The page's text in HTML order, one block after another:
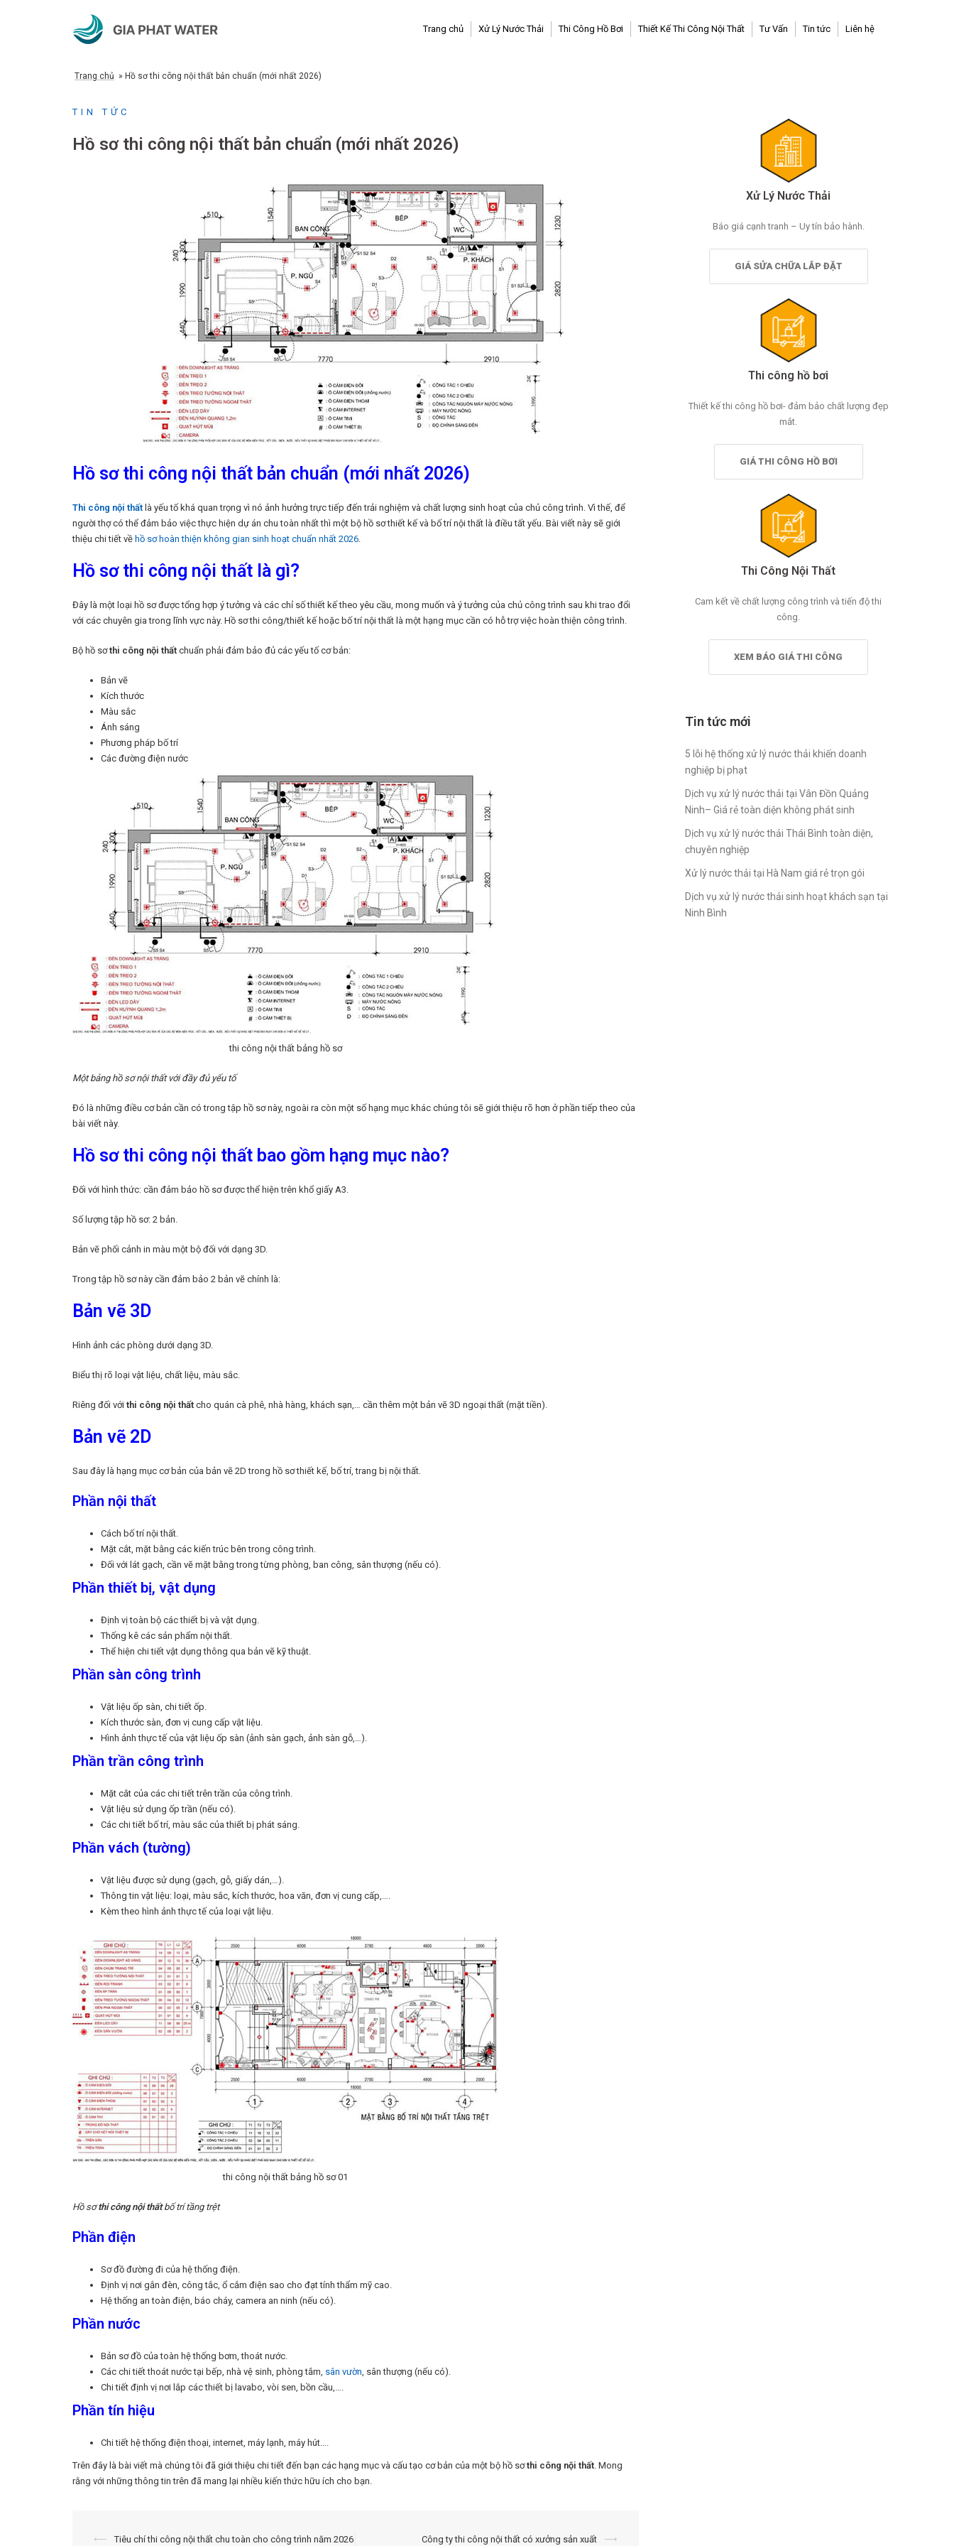
Trang chủ Xử Lý Nước Thải Thi Công Hồ Bơi Thiết Kế Thi Công Nội Thất Tư Vấn Tin tức Liên hệ
Trang chủ » Hồ sơ thi công nội thất bản chuẩn (mới nhất 2026)
TIN TỨC
Hồ sơ thi công nội thất bản chuẩn (mới nhất 2026)
Hồ sơ thi công nội thất bản chuẩn (mới nhất 2026)
Thi công nội thất là yếu tố khá quan trọng vì nó ảnh hưởng trực tiếp đến trải nghiệm và chất lượng sinh hoạt của chủ công trình. Vì thế, để
người thợ có thể đảm bảo việc thực hiện dự án chu toàn nhất thì một bộ hồ sơ thiết kế và bố trí nội thất là điều tất yếu. Bài viết này sẽ giới
thiệu chi tiết về hồ sơ hoàn thiện không gian sinh hoạt chuẩn nhất 2026.
Hồ sơ thi công nội thất là gì?
Đây là một loại hồ sơ được tổng hợp ý tưởng và các chỉ số thiết kế theo yêu cầu, mong muốn và ý tưởng của chủ công trình sau khi trao đổi
với các chuyên gia trong lĩnh vực này. Hồ sơ thi công/thiết kế hoặc bố trí nội thất là một hạng mục cần có hỗ trợ việc hoàn thiện công trình.
Bộ hồ sơthi công nội thất chuẩn phải đảm bảo đủ các yếu tố cơ bản:
Bản vẽ
Kích thước
Màu sắc
Ánh sáng
Phương pháp bố trí
Các đường điện nước
thi công nội thất bảng hồ sơ
Một bảng hồ sơ nội thất với đầy đủ yếu tố
Đó là những điều cơ bản cần có trong tập hồ sơ này, ngoài ra còn một số hạng mục khác chúng tôi sẽ giới thiệu rõ hơn ở phần tiếp theo của
bài viết này.
Hồ sơ thi công nội thất bao gồm hạng mục nào?
Đối với hình thức: cần đảm bảo hồ sơ được thể hiện trên khổ giấy A3.
Số lượng tập hồ sơ: 2 bản.
Bản vẽ phối cảnh in màu một bộ đối với dạng 3D.
Trong tập hồ sơ này cần đảm bảo 2 bản vẽ chính là:
Bản vẽ 3D
Hình ảnh các phòng dưới dạng 3D.
Biểu thị rõ loại vật liệu, chất liệu, màu sắc.
Riêng đối với thi công nội thất cho quán cà phê, nhà hàng, khách sạn,… cần thêm một bản vẽ 3D ngoại thất (mặt tiền).
Bản vẽ 2D
Sau đây là hạng mục cơ bản của bản vẽ 2D trong hồ sơ thiết kế, bố trí, trang bị nội thất.
Phần nội thất
Cách bố trí nội thất.
Mặt cắt, mặt bằng các kiến trúc bên trong công trình.
Đối với lát gạch, cần vẽ mặt bằng trong từng phòng, ban công, sân thượng (nếu có).
Phần thiết bị, vật dụng
Định vị toàn bộ các thiết bị và vật dụng.
Thống kê các sản phẩm nội thất.
Thể hiện chi tiết vật dụng thông qua bản vẽ kỹ thuật.
Phần sàn công trình
Vật liệu ốp sàn, chi tiết ốp.
Kích thước sàn, đơn vị cung cấp vật liệu.
Hình ảnh thực tế của vật liệu ốp sàn (ảnh sàn gạch, ảnh sàn gỗ,…).
Phần trần công trình
Mặt cắt của các chi tiết trên trần của công trình.
Vật liệu sử dụng ốp trần (nếu có).
Các chi tiết bố trí, màu sắc của thiết bị phát sáng.
Phần vách (tường)
Vật liệu được sử dụng (gạch, gỗ, giấy dán,…).
Thông tin vật liệu: loại, màu sắc, kích thước, hoa văn, đơn vị cung cấp,….
Kèm theo hình ảnh thực tế của loại vật liệu.
thi công nội thất bảng hồ sơ 01
Hồ sơthi công nội thấtbố trí tầng trệt
Phần điện
Sơ đồ đường đi của hệ thống điện.
Định vị nơi gắn đèn, công tắc, ổ cắm điện sao cho đạt tính thẩm mỹ cao.
Hệ thống an toàn điện, báo cháy, camera an ninh (nếu có).
Phần nước
Bản sơ đồ của toàn hệ thống bơm, thoát nước.
Các chi tiết thoát nước tại bếp, nhà vệ sinh, phòng tắm, sân vườn , sân thượng (nếu có).
Chi tiết định vị nơi lắp các thiết bị lavabo, vòi sen, bồn cầu,….
Phần tín hiệu
Chi tiết hệ thống điện thoại, internet, máy lạnh, máy hút….
Trên đây là bài viết mà chúng tôi đã giới thiệu chi tiết đến bạn các hạng mục và cấu tạo cơ bản của một bộ hồ sơthi công nội thất . Mong
rằng với những thông tin trên đã mang lại nhiều kiến thức hữu ích cho bạn.
⟵ Tiêu chí thi công nội thất chu toàn cho công trình năm 2026 Công ty thi công nội thất có xưởng sản xuất ⟶
Xử Lý Nước Thải
Báo giá cạnh tranh – Uy tín bảo hành.
GIÁ SỬA CHỮA LẮP ĐẶT
Thi công hồ bơi
Thiết kế thi công hồ bơi- đảm bảo chất lượng đẹp
mắt.
GIÁ THI CÔNG HỒ BƠI
Thi Công Nội Thất
Cam kết về chất lượng công trình và tiến độ thi
công.
XEM BÁO GIÁ THI CÔNG
Tin tức mới
5 lỗi hệ thống xử lý nước thải khiến doanh
nghiệp bị phạt
Dịch vụ xử lý nước thải tại Vân Đồn Quảng
Ninh– Giá rẻ toàn diện không phát sinh
Dịch vụ xử lý nước thải Thái Bình toàn diện,
chuyên nghiệp
Xử lý nước thải tại Hà Nam giá rẻ trọn gói
Dịch vụ xử lý nước thải sinh hoạt khách sạn tại
Ninh Bình